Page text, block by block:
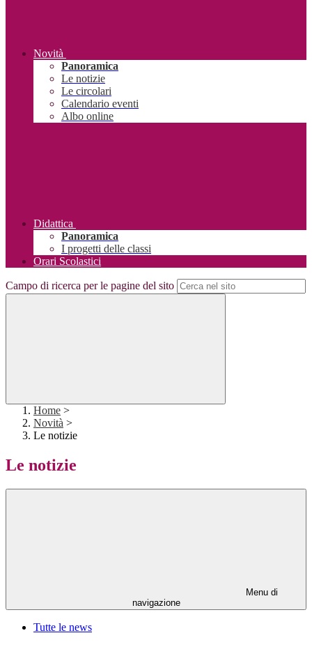
Novità
Panoramica
Le notizie
Le circolari
Calendario eventi
Albo online
Didattica
Panoramica
I progetti delle classi
Orari Scolastici
Campo di ricerca per le pagine del sito
Home >
Novità >
Le notizie
Le notizie
Menu di
navigazione
Tutte le news